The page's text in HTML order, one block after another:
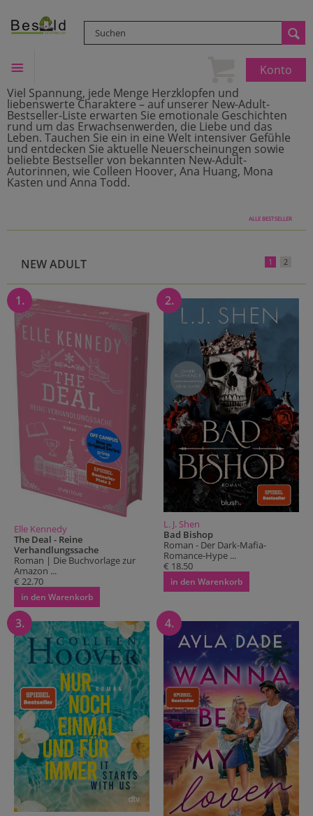
Konto
Viel Spannung, jede Menge Herzklopfen und
liebenswerte Charaktere – auf unserer New-Adult-
Bestseller-Liste erwarten Sie emotionale Geschichten
rund um das Erwachsenwerden, die Liebe und das
Leben. Tauchen Sie ein in eine Welt intensiver Gefühle
und entdecken Sie aktuelle Neuerscheinungen sowie
beliebte Bestseller von bekannten New-Adult-
Autorinnen, wie Colleen Hoover, Ana Huang, Mona
Kasten und Anna Todd.
ALLE BESTSELLER
NEW ADULT 1 2
1.
Elle Kennedy
The Deal - Reine
Verhandlungssache
Roman | Die Buchvorlage zur
Amazon ...
€ 22.70
in den Warenkorb
2.
L. J. Shen
Bad Bishop
Roman - Der Dark-Mafia-
Romance-Hype ...
€ 18.50
in den Warenkorb
3. 4.